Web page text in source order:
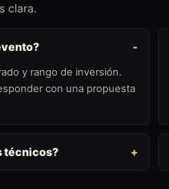
clara.
y rango de inversión.
con una propuesta
técnicos?